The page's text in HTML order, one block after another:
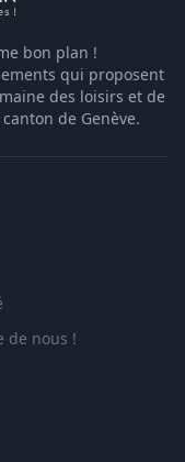
bon plan !
qui proposent
des loisirs et de
de Genève.
de nous !